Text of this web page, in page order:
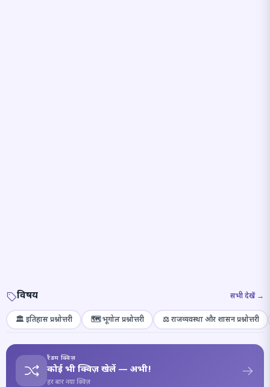
विषय सभी देखें →
🏛️ इतिहास प्रश्नोत्तरी 🗺️ भूगोल प्रश्नोत्तरी ⚖️ राजव्यवस्था और शासन प्रश्नोत्तरी
रैंडम क्विज़
कोई भी क्विज़ खेलें — अभी!
हर बार नया क्विज़